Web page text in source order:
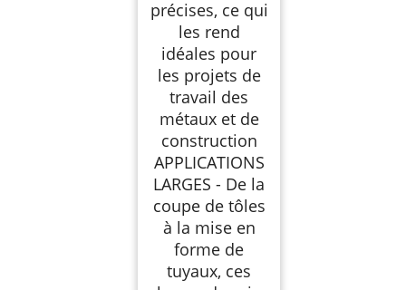
précises, ce qui
les rend
idéales pour
les projets de
travail des
métaux et de
construction
APPLICATIONS
LARGES - De la
coupe de tôles
à la mise en
forme de
tuyaux, ces